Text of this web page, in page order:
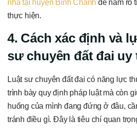
nhà tại huyện Bình Chánh để nắm rõ
thực hiện.
4. Cách xác định và
sư chuyên đất đai uy
Luật sư chuyên đất đai có năng lực
trình bày quy định pháp luật mà còn
huống của mình đang đứng ở đâu,
tránh điều gì. Đây là tiêu chí quan